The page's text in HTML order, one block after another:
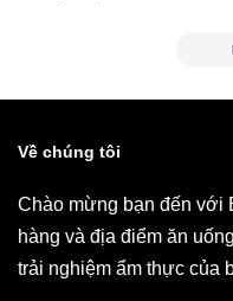
Về chúng tôi
Chào mừng bạn đến với
hàng và địa điểm ăn
trải nghiệm ẩm thực của